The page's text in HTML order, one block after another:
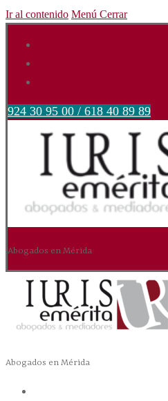
Ir al contenido Menú Cerrar
924 30 95 00 / 618 40 89 89
Abogados en Mérida
Abogados en Mérida